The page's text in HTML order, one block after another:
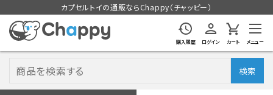
カプセルトイの通販ならChappy（チャッピー）
購入履歴 ログイン カート メニュー
検索